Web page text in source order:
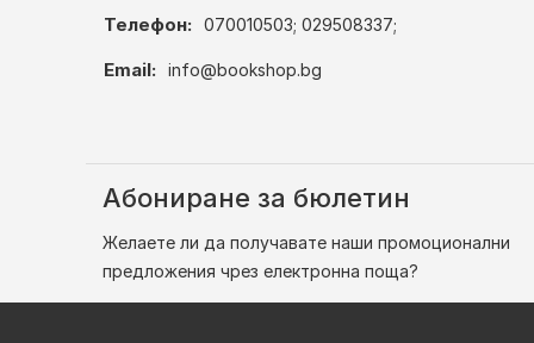
Телефон: 070010503; 029508337;
Email: info@bookshop.bg
Абониране за бюлетин
Желаете ли да получавате наши промоционални
предложения чрез електронна поща?